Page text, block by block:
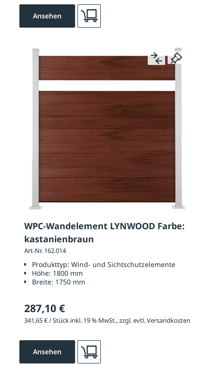
Ansehen
WPC-Wandelement LYNWOOD Farbe:
kastanienbraun
Art-Nr. 162.014
Produkttyp: Wind- und Sichtschutzelemente
Höhe: 1800 mm
Breite: 1750 mm
287,10 €
341,65 € / Stück inkl. 19 % MwSt., zzgl. evtl. Versandkosten
Ansehen